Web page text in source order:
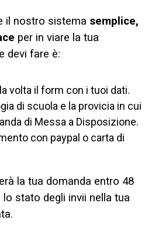
il nostro sistema semplice,
per in viare la tua
devi fare è:
volta il form con i tuoi dati.
di scuola e la provicia in cui
di Messa a Disposizione.
con paypal o carta di
la tua domanda entro 48
stato degli invii nella tua